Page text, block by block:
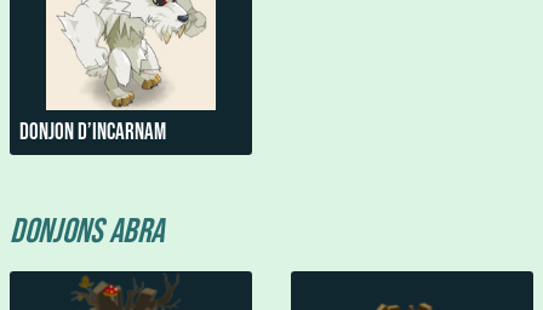
Donjon D’incarnam
Donjons Abra